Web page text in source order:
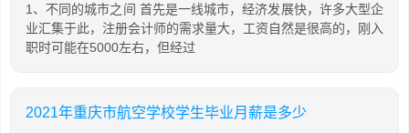
1、不同的城市之间 首先是一线城市，经济发展快，许多大型企
业汇集于此，注册会计师的需求量大，工资自然是很高的，刚入
职时可能在5000左右，但经过
2021年重庆市航空学校学生毕业月薪是多少